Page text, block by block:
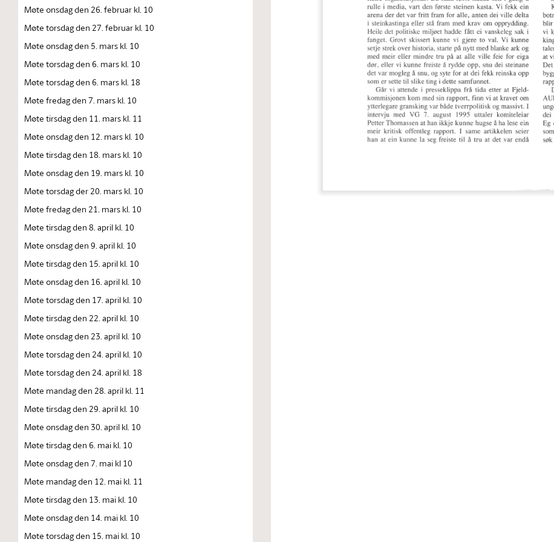
Møte onsdag den 26. februar kl. 10
Møte torsdag den 27. februar kl. 10
Møte onsdag den 5. mars kl. 10
Møte torsdag den 6. mars kl. 10
Møte torsdag den 6. mars kl. 18
Møte fredag den 7. mars kl. 10
Møte tirsdag den 11. mars kl. 11
Møte onsdag den 12. mars kl. 10
Møte tirsdag den 18. mars kl. 10
Møte onsdag den 19. mars kl. 10
Møte torsdag der 20. mars kl. 10
Møte fredag den 21. mars kl. 10
Møte tirsdag den 8. april kl. 10
Møte onsdag den 9. april kl. 10
Møte tirsdag den 15. april kl. 10
Møte onsdag den 16. april kl. 10
Møte torsdag den 17. april kl. 10
Møte tirsdag den 22. april kl. 10
Møte onsdag den 23. april kl. 10
Møte torsdag den 24. april kl. 10
Møte torsdag den 24. april kl. 18
Møte mandag den 28. april kl. 11
Møte tirsdag den 29. april kl. 10
Møte onsdag den 30. april kl. 10
Møte tirsdag den 6. mai kl. 10
Møte onsdag den 7. mai kl 10
Møte mandag den 12. mai kl. 11
Møte tirsdag den 13. mai kl. 10
Møte onsdag den 14. mai kl. 10
Møte torsdag den 15. mai kl. 10